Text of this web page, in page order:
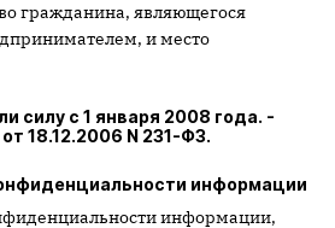
гражданина, являющегося
и место
силу с 1 января 2008 года. -
18.12.2006 N 231-ФЗ.
информации
информации,